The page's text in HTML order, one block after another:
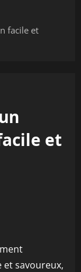
facile et
et
et savoureux,